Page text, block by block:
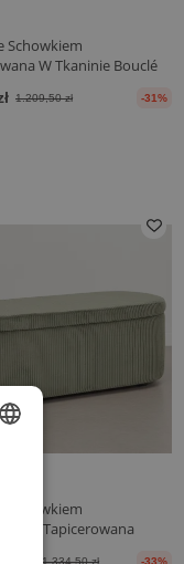
Schowkiem
W Tkaninie Bouclé
I Sypialni - Boreta
1.209,50 zł -31%
Schowkiem
Tapicerowana
Sztruksem - Eiren